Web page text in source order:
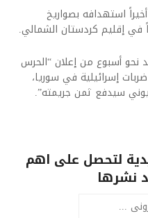
استهدافه بصواريخ
في إقليم كردستان الشمالي.
نحو أسبوع من إعلان “الحرس
إسرائيلية في سوريا،
سيدفع ثمن جريمته”.
لتحصل على اهم
نشرها